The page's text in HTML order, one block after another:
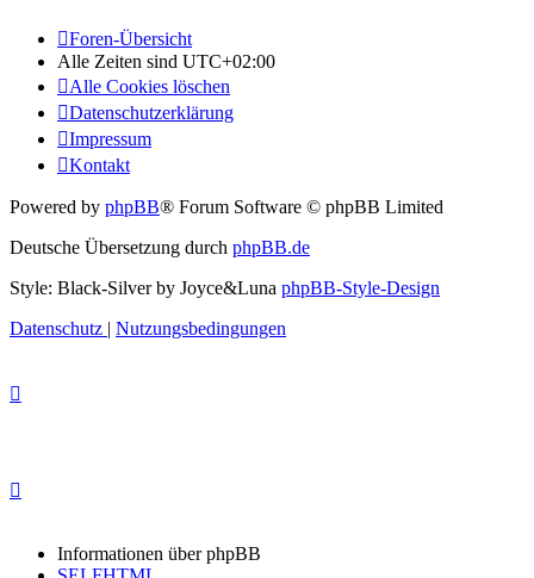
Foren-Übersicht
Alle Zeiten sind UTC+02:00
Alle Cookies löschen
Datenschutzerklärung
Impressum
Kontakt
Powered by phpBB® Forum Software © phpBB Limited
Deutsche Übersetzung durch phpBB.de
Style: Black-Silver by Joyce&Luna phpBB-Style-Design
Datenschutz | Nutzungsbedingungen
Informationen über phpBB